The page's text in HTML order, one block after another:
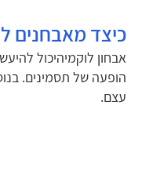
כיצד מאבחנים
אבחון לוקמיהיכול
הופעה של תסמינים.
עצם.